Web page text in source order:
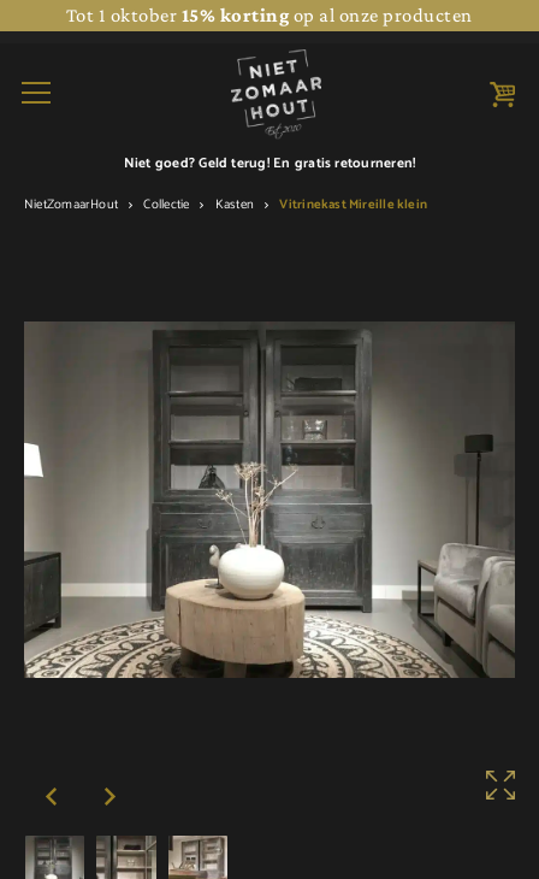
Tot 1 oktober 15% kortingop al onze producten
Niet goed? Geld terug! En gratis retourneren!
NietZomaarHout Collectie Kasten Vitrinekast Mireille klein